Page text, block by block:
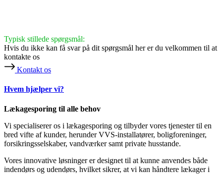
Typisk stillede spørgsmål:
Hvis du ikke kan få svar på dit spørgsmål her er du velkommen til at
kontakte os
Kontakt os
Hvem hjælper vi?
Lækagesporing til alle behov
Vi specialiserer os i lækagesporing og tilbyder vores tjenester til en
bred vifte af kunder, herunder VVS-installatører, boligforeninger,
forsikringsselskaber, vandværker samt private husstande.
Vores innovative løsninger er designet til at kunne anvendes både
indendørs og udendørs, hvilket sikrer, at vi kan håndtere lækager i